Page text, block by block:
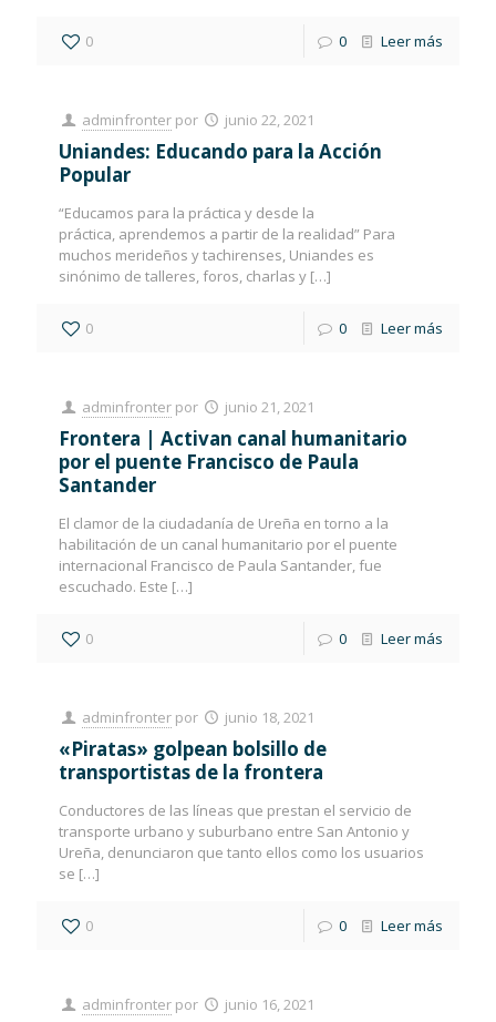
0 0 Leer más
adminfronter por junio 22, 2021
Uniandes: Educando para la Acción
Popular
“Educamos para la práctica y desde la
práctica, aprendemos a partir de la realidad” Para
muchos merideños y tachirenses, Uniandes es
sinónimo de talleres, foros, charlas y […]
0 0 Leer más
adminfronter por junio 21, 2021
Frontera | Activan canal humanitario
por el puente Francisco de Paula
Santander
El clamor de la ciudadanía de Ureña en torno a la
habilitación de un canal humanitario por el puente
internacional Francisco de Paula Santander, fue
escuchado. Este […]
0 0 Leer más
adminfronter por junio 18, 2021
«Piratas» golpean bolsillo de
transportistas de la frontera
Conductores de las líneas que prestan el servicio de
transporte urbano y suburbano entre San Antonio y
Ureña, denunciaron que tanto ellos como los usuarios
se […]
0 0 Leer más
adminfronter por junio 16, 2021